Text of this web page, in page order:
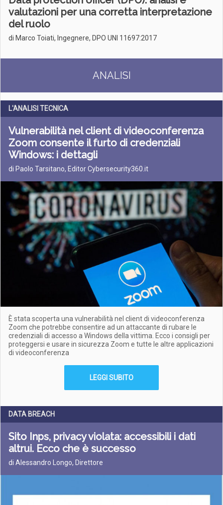
valutazioni per una corretta interpretazione
del ruolo
di Marco Toiati, Ingegnere, DPO UNI 11697:2017
ANALISI
L'ANALISI TECNICA
Vulnerabilità nel client di videoconferenza
Zoom consente il furto di credenziali
Windows: i dettagli
di Paolo Tarsitano, Editor Cybersecurity360.it
È stata scoperta una vulnerabilità nel client di videoconferenza
Zoom che potrebbe consentire ad un attaccante di rubare le
credenziali di accesso a Windows della vittima. Ecco i consigli per
proteggersi e usare in sicurezza Zoom e tutte le altre applicazioni
di videoconferenza
LEGGI SUBITO
DATA BREACH
Sito Inps, privacy violata: accessibili i dati
altrui. Ecco che è successo
di Alessandro Longo, Direttore